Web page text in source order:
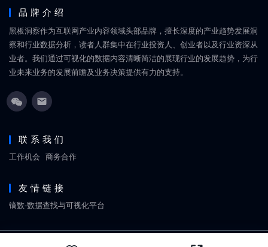
品牌介绍
黑板洞察作为互联网产业内容领域头部品牌，擅长深度的产业趋势发展洞
察和行业数据分析，读者人群集中在行业投资人、创业者以及行业资深从
业者。我们通过可视化的数据内容清晰简洁的展现行业的发展趋势，为行
业未来业务的发展前瞻及业务决策提供有力的支持。
联系我们
工作机会 商务合作
友情链接
镝数-数据查找与可视化平台
Copyright © 2018-2026黑板洞察 北京丹禧福伦文化传媒有限